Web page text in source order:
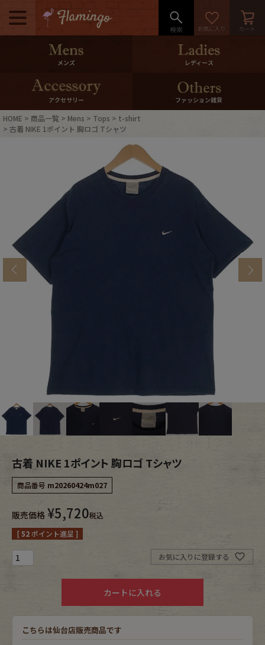
メニュー
500pt＆10％Offクーポンプレゼン
10％0ffクーポンプレゼント
ログイン・会員登録
マイページ
ご利用ガイド International Shipping
特集一覧
ブランドから探す スタッフコーディネート
年代から探す
Tops
Bottoms
レディース商品カテゴリーから探す
Tops
Outer
Kidswear
小物・アクセサリーから探す
Eye Wear
メンズ レディース
アクセサリー ファッション雑貨
HOME 商品一覧 Mens Tops
t-shirt
古着 NIKE 1ポイント 胸ロゴ Tシャツ
古着 NIKE 1ポイント 胸ロゴ Tシャツ
商品番号 m20260424m027
販売価格 ¥5,720税込
[52ポイント進呈 ]
お気に入りに登録する
カートに入れる
こちらは仙台店販売商品です